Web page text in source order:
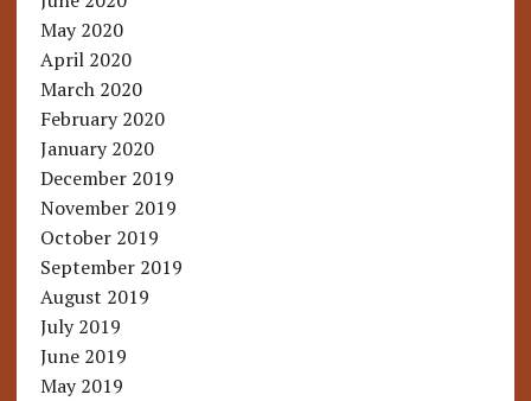
May 2020
April 2020
March 2020
February 2020
January 2020
December 2019
November 2019
October 2019
September 2019
August 2019
July 2019
June 2019
May 2019